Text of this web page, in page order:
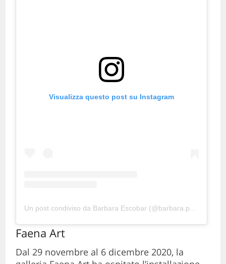
Visualizza questo post su Instagram
Faena Art
Dal 29 novembre al 6 dicembre 2020, la